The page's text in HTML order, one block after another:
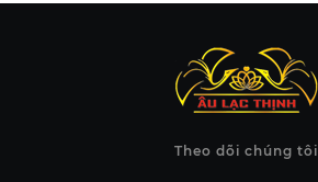
Theo dõi chúng tôi